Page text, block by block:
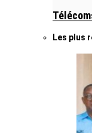
Les plus